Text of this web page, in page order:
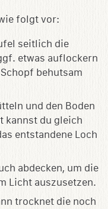
folgt vor:
seitlich die
etwas auflockern
behutsam
und den Boden
kannst du gleich
entstandene Loch
abdecken, um die
Licht auszusetzen.
trocknet die noch